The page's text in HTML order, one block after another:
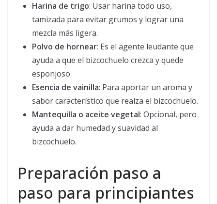
Harina de trigo: Usar harina todo uso,
tamizada para evitar grumos y lograr una
mezcla más ligera.
Polvo de hornear: Es el agente leudante que
ayuda a que el bizcochuelo crezca y quede
esponjoso.
Esencia de vainilla: Para aportar un aroma y
sabor característico que realza el bizcochuelo.
Mantequilla o aceite vegetal: Opcional, pero
ayuda a dar humedad y suavidad al
bizcochuelo.
Preparación paso a
paso para principiantes